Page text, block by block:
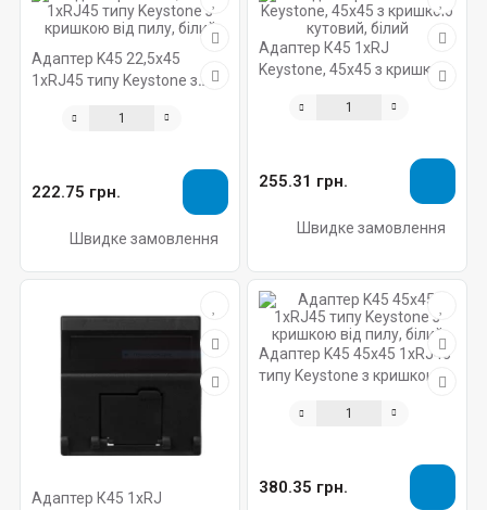
Адаптер K45 22,5х45
1xRJ45 типу Keystone з
222.75 грн.
Швидке замовлення
Адаптер К45 1хRJ
Keystone, 45х45 з кришкою
255.31 грн.
Швидке замовлення
Адаптер К45 1хRJ
Адаптер K45 45х45 1xRJ45
типу Keystone з кришкою
380.35 грн.